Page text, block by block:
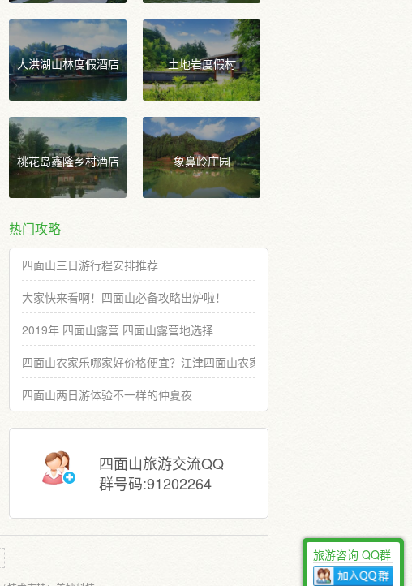
大洪湖山林度假酒店 土地岩度假村
桃花岛鑫隆乡村酒店 象鼻岭庄园
热门攻略
四面山三日游行程安排推荐
大家快来看啊！四面山必备攻略出炉啦！
2019年 四面山露营 四面山露营地选择
四面山农家乐哪家好价格便宜？江津四面山农家乐推荐选择
四面山两日游体验不一样的仲夏夜
四面山旅游交流QQ
群号码:91202264
旅游咨询 QQ群